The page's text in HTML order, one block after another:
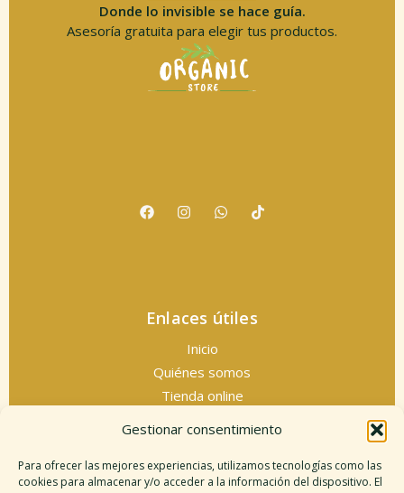
Gestionar consentimiento
Para ofrecer las mejores experiencias, utilizamos tecnologías como las
cookies para almacenar y/o acceder a la información del dispositivo. El
Donde lo invisible se hace guía.
Asesoría gratuita para elegir tus productos.
Enlaces útiles
Inicio
Quiénes somos
Tienda online